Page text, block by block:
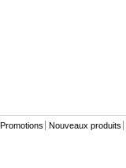
Promotions Nouveaux produits